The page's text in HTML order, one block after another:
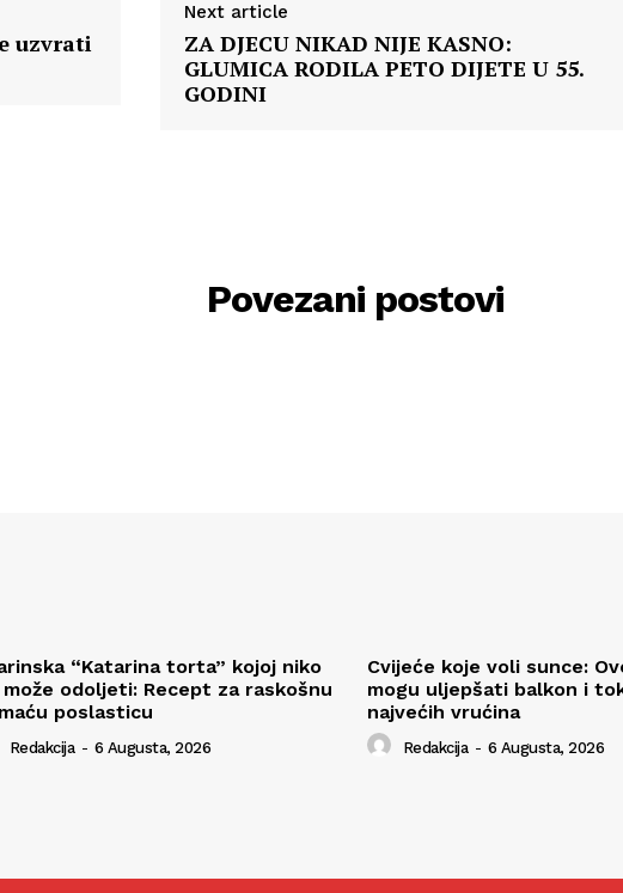
uzvrati
Next article
ZA DJECU NIKAD NIJE KASNO:
GLUMICA RODILA PETO DIJETE U 55.
GODINI
Povezani postovi
“Katarina torta” kojoj niko
može odoljeti: Recept za raskošnu
poslasticu
Redakcija - 6 Augusta, 2026
Cvijeće koje voli sunce:
mogu uljepšati balkon i
najvećih vrućina
Redakcija - 6 Augusta, 2026